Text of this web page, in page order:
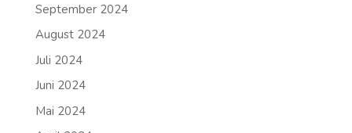
September 2024
August 2024
Juli 2024
Juni 2024
Mai 2024